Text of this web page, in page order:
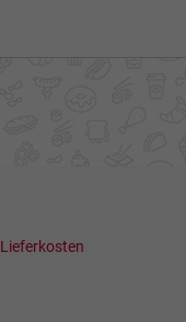
Lieferkosten